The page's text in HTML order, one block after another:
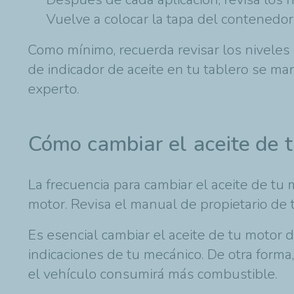
Vuelve a colocar la tapa del
Como mínimo, recuerda revisar los
de indicador de aceite en tu tablero se
experto.
Cómo cambiar el aceite de
La frecuencia para cambiar el aceite de
motor. Revisa el manual de propietario
Es esencial cambiar el aceite de tu motor
indicaciones de tu mecánico. De otra
el vehículo consumirá más combustible.